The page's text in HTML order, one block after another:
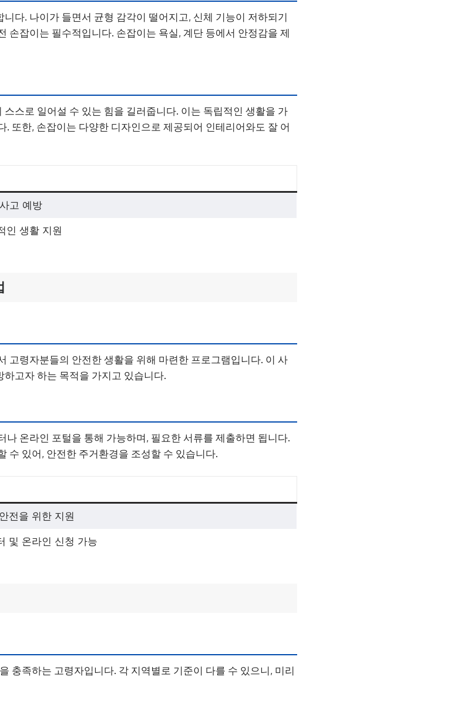
다. 나이가 들면서 균형 감각이 떨어지고, 신체 기능이 저하되기
손잡이는 필수적입니다. 손잡이는 욕실, 계단 등에서 안정감을 제
스로 일어설 수 있는 힘을 길러줍니다. 이는 독립적인 생활을 가
. 또한, 손잡이는 다양한 디자인으로 제공되어 인테리어와도 잘 어
고 예방
인 생활 지원
고령자분들의 안전한 생활을 위해 마련한 프로그램입니다. 이 사
고자 하는 목적을 가지고 있습니다.
나 온라인 포털을 통해 가능하며, 필요한 서류를 제출하면 됩니다.
수 있어, 안전한 주거환경을 조성할 수 있습니다.
전을 위한 지원
및 온라인 신청 가능
충족하는 고령자입니다. 각 지역별로 기준이 다를 수 있으니, 미리